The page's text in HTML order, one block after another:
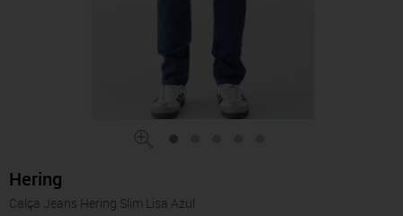
Hering
Calça Jeans Hering Slim Lisa Azul